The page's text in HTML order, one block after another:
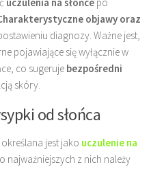
objawy oraz
diagnozy. Ważne jest,
pojawiające się wyłącznie w
co sugeruje bezpośredni
skóry.
od słońca
jest jako uczulenie na
najważniejszych z nich należy